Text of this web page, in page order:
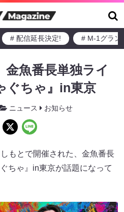
# 配信延長決定! # M-1グラン
金魚番長単独ライ
ぐちゃ』in東京
ニュース お知らせ
もとで開催された、金魚番長
ちゃ』in東京が話題になって